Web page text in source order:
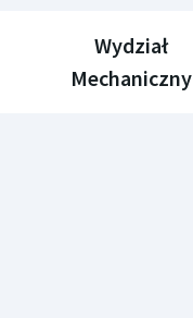
Wydział
Mechaniczny